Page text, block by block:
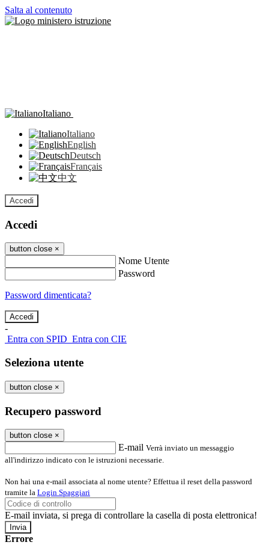
Salta al contenuto
Italiano
Italiano
English
Deutsch
Français
中文
Accedi
Accedi
button close ×
Nome Utente
Password
Password dimenticata?
-
Entra con SPID Entra con CIE
Seleziona utente
button close ×
Recupero password
button close ×
E-mail Verrà inviato un messaggio
all'indirizzo indicato con le istruzioni necessarie.
Non hai una e-mail associata al nome utente? Effettua il reset della password
tramite la Login Spaggiari
E-mail inviata, si prega di controllare la casella di posta elettronica!
Errore